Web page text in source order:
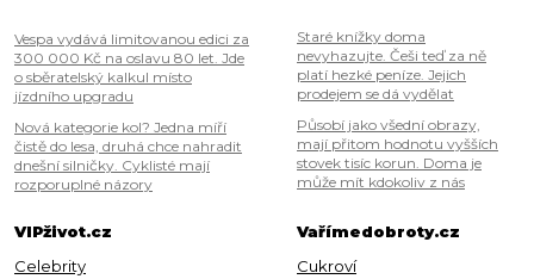
Vespa vydává limitovanou edici za
300 000 Kč na oslavu 80 let. Jde
o sběratelský kalkul místo
jízdního upgradu
Nová kategorie kol? Jedna míří
čistě do lesa, druhá chce nahradit
dnešní silničky. Cyklisté mají
rozporuplné názory
Staré knížky doma
nevyhazujte. Češi teď za ně
platí hezké peníze. Jejich
prodejem se dá vydělat
Působí jako všední obrazy,
mají přitom hodnotu vyšších
stovek tisíc korun. Doma je
může mít kdokoliv z nás
VIPživot.cz
Celebrity
Vařímedobroty.cz
Cukroví